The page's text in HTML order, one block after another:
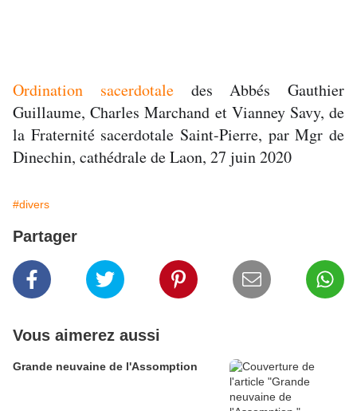
Ordination sacerdotaledes Abbés Gauthier
Guillaume, Charles Marchand et Vianney Savy, de
la Fraternité sacerdotale Saint-Pierre, par Mgr de
Dinechin, cathédrale de Laon, 27 juin 2020
#divers
Partager
Vous aimerez aussi
Grande neuvaine de l'Assomption